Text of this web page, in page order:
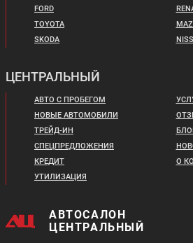
FORD
TOYOTA
SKODA
ЦЕНТРАЛЬНЫЙ
АВТО С ПРОБЕГОМ
НОВЫЕ АВТОМОБИЛИ
ТРЕЙД-ИН
СПЕЦПРЕДЛОЖЕНИЯ
КРЕДИТ
УТИЛИЗАЦИЯ
О
АВТОСАЛОН
ЦЕНТРАЛЬНЫЙ